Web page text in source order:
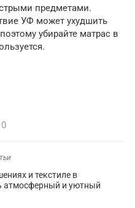
предметами.
УФ может ухудшить
убирайте матрас в
и текстиле в
атмосферный и уютный